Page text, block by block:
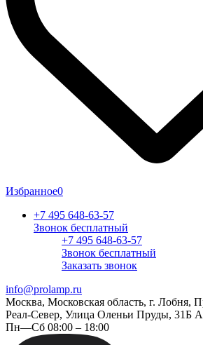
Избранное0
+7 495 648-63-57
Звонок бесплатный
+7 495 648-63-57
Звонок бесплатный
Заказать звонок
info@prolamp.ru
Москва, Московская область, г.
Реал-Север, Улица Оленьи Пруды, 31Б
Пн—Сб 08:00 – 18:00